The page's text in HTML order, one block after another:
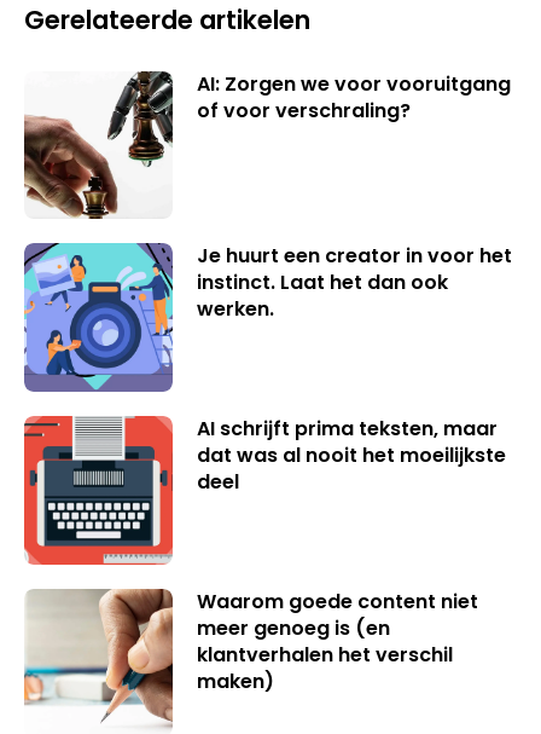
Gerelateerde artikelen
AI: Zorgen we voor vooruitgang
of voor verschraling?
Je huurt een creator in voor het
instinct. Laat het dan ook
werken.
AI schrijft prima teksten, maar
dat was al nooit het moeilijkste
deel
Waarom goede content niet
meer genoeg is (en
klantverhalen het verschil
maken)